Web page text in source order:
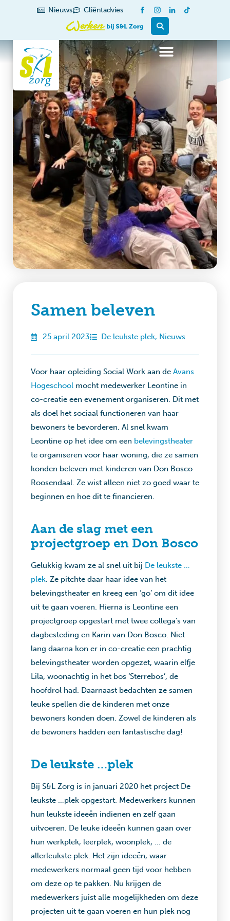
Nieuws Cliëntadvies
Samen beleven
25 april 2023 De leukste plek, Nieuws
Voor haar opleiding Social Work aan de Avans
Hogeschool mocht medewerker Leontine in
co-creatie een evenement organiseren. Dit met
als doel het sociaal functioneren van haar
bewoners te bevorderen. Al snel kwam
Leontine op het idee om een belevingstheater
te organiseren voor haar woning, die ze samen
konden beleven met kinderen van Don Bosco
Roosendaal. Ze wist alleen niet zo goed waar te
beginnen en hoe dit te financieren.
Aan de slag met een
projectgroep en Don Bosco
Gelukkig kwam ze al snel uit bij De leukste …
plek. Ze pitchte daar haar idee van het
belevingstheater en kreeg een ‘go’ om dit idee
uit te gaan voeren. Hierna is Leontine een
projectgroep opgestart met twee collega’s van
dagbesteding en Karin van Don Bosco. Niet
lang daarna kon er in co-creatie een prachtig
belevingstheater worden opgezet, waarin elfje
Lila, woonachtig in het bos ‘Sterrebos’, de
hoofdrol had. Daarnaast bedachten ze samen
leuke spellen die de kinderen met onze
bewoners konden doen. Zowel de kinderen als
de bewoners hadden een fantastische dag!
De leukste …plek
Bij S&L Zorg is in januari 2020 het project De
leukste …plek opgestart. Medewerkers kunnen
hun leukste ideeën indienen en zelf gaan
uitvoeren. De leuke ideeën kunnen gaan over
hun werkplek, leerplek, woonplek, … de
allerleukste plek. Het zijn ideeën, waar
medewerkers normaal geen tijd voor hebben
om deze op te pakken. Nu krijgen de
medewerkers juist alle mogelijkheden om deze
projecten uit te gaan voeren en hun plek nog